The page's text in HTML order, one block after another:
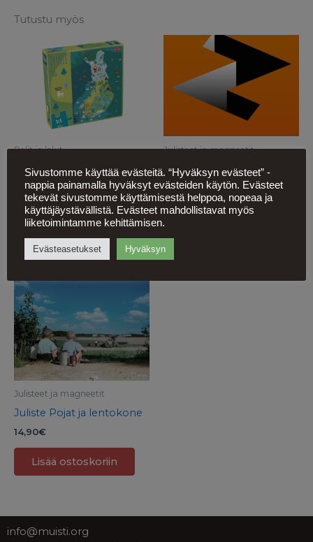
Tutustu myös
Pelit ja lelut
Suomi karttapalapeli 56
palan palapeli
14,90€
Julisteet ja magneetit
Kari Piippo ”The End”
postikortti
4,90€
Julisteet ja magneetit
Juliste Pojat ja lentokone
14,90€
Lisää ostoskoriin
info@muisti.org
Sivustomme käyttää evästeitä. “Hyväksyn evästeet” -
nappia painamalla hyväksyt evästeiden käytön. Evästeet
tekevät sivustomme käyttämisestä helppoa, nopeaa ja
käyttäjäystävällistä. Evästeet mahdollistavat myös
liiketoimintamme kehittämisen.
Evästeasetukset Hyväksyn